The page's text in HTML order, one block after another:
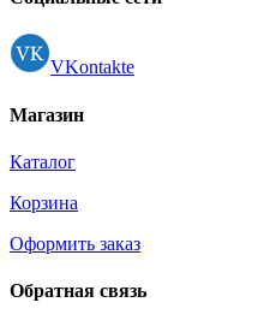
VKontakte
Магазин
Каталог
Корзина
Оформить заказ
Обратная связь